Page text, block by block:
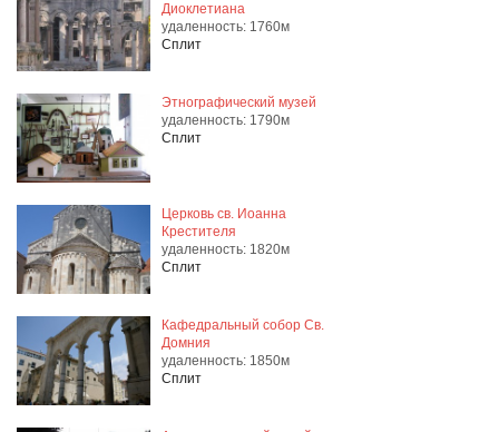
Диоклетиана
удаленность: 1760м
Сплит
Этнографический музей
удаленность: 1790м
Сплит
Церковь св. Иоанна
Крестителя
удаленность: 1820м
Сплит
Кафедральный собор Св.
Домния
удаленность: 1850м
Сплит